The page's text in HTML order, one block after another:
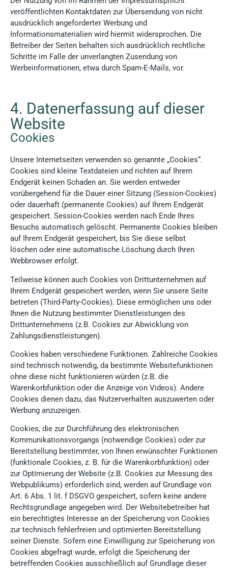
veröffentlichten Kontaktdaten zur Übersendung von nicht
ausdrücklich angeforderter Werbung und
Informationsmaterialien wird hiermit widersprochen. Die
Betreiber der Seiten behalten sich ausdrücklich rechtliche
Schritte im Falle der unverlangten Zusendung von
Werbeinformationen, etwa durch Spam-E-Mails, vor.
4. Datenerfassung auf dieser
Website
Cookies
Unsere Internetseiten verwenden so genannte „Cookies“.
Cookies sind kleine Textdateien und richten auf Ihrem
Endgerät keinen Schaden an. Sie werden entweder
vorübergehend für die Dauer einer Sitzung (Session-Cookies)
oder dauerhaft (permanente Cookies) auf Ihrem Endgerät
gespeichert. Session-Cookies werden nach Ende Ihres
Besuchs automatisch gelöscht. Permanente Cookies bleiben
auf Ihrem Endgerät gespeichert, bis Sie diese selbst
löschen oder eine automatische Löschung durch Ihren
Webbrowser erfolgt.
Teilweise können auch Cookies von Drittunternehmen auf
Ihrem Endgerät gespeichert werden, wenn Sie unsere Seite
betreten (Third-Party-Cookies). Diese ermöglichen uns oder
Ihnen die Nutzung bestimmter Dienstleistungen des
Drittunternehmens (z.B. Cookies zur Abwicklung von
Zahlungsdienstleistungen).
Cookies haben verschiedene Funktionen. Zahlreiche Cookies
sind technisch notwendig, da bestimmte Websitefunktionen
ohne diese nicht funktionieren würden (z.B. die
Warenkorbfunktion oder die Anzeige von Videos). Andere
Cookies dienen dazu, das Nutzerverhalten auszuwerten oder
Werbung anzuzeigen.
Cookies, die zur Durchführung des elektronischen
Kommunikationsvorgangs (notwendige Cookies) oder zur
Bereitstellung bestimmter, von Ihnen erwünschter Funktionen
(funktionale Cookies, z. B. für die Warenkorbfunktion) oder
zur Optimierung der Website (z.B. Cookies zur Messung des
Webpublikums) erforderlich sind, werden auf Grundlage von
Art. 6 Abs. 1 lit. f DSGVO gespeichert, sofern keine andere
Rechtsgrundlage angegeben wird. Der Websitebetreiber hat
ein berechtigtes Interesse an der Speicherung von Cookies
zur technisch fehlerfreien und optimierten Bereitstellung
seiner Dienste. Sofern eine Einwilligung zur Speicherung von
Cookies abgefragt wurde, erfolgt die Speicherung der
betreffenden Cookies ausschließlich auf Grundlage dieser